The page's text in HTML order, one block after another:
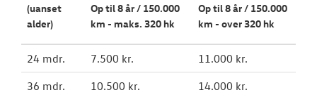
(uanset
alder)
Op til 8 år / 150.000
km - maks. 320 hk
Op til 8 år / 150.000
km - over 320 hk
24 mdr. 7.500 kr.
11.000 kr.
36 mdr.
10.500 kr. 14.000 kr.